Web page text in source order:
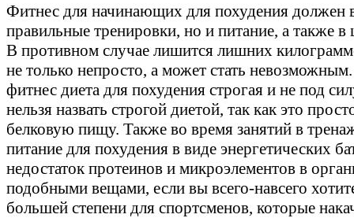
Фитнес для начинающих для похудения должен
правильные тренировки, но и питание, а также
В противном случае лишится лишних
не только непросто, а может стать
фитнес диета для похудения строгая и не под
нельзя назвать строгой диетой, так как это
белковую пищу. Также во время занятий в
питание для похудения в виде энергетических
недостаток протеинов и микроэлементов в
подобными вещами, если вы всего-навсего
большей степени для спортсменов, которые